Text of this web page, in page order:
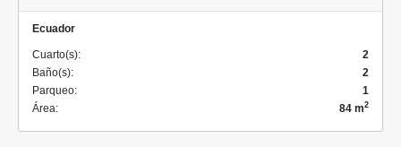
Ecuador
Cuarto(s):
2
Baño(s):
2
Parqueo:
1
Área:
84 m2